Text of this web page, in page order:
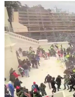
三十二载跨越时空
执掌密苏里植物
合作 Peter
一晃三十年，
园“中华日三十周
筝声与琴韵交汇
与钢琴的精彩对话